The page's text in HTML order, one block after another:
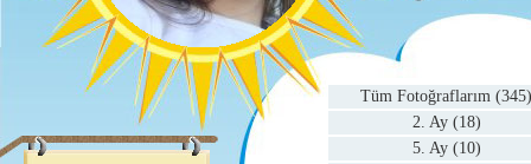
Tüm Fotoğraflarım (345)
2. Ay (18)
5. Ay (10)